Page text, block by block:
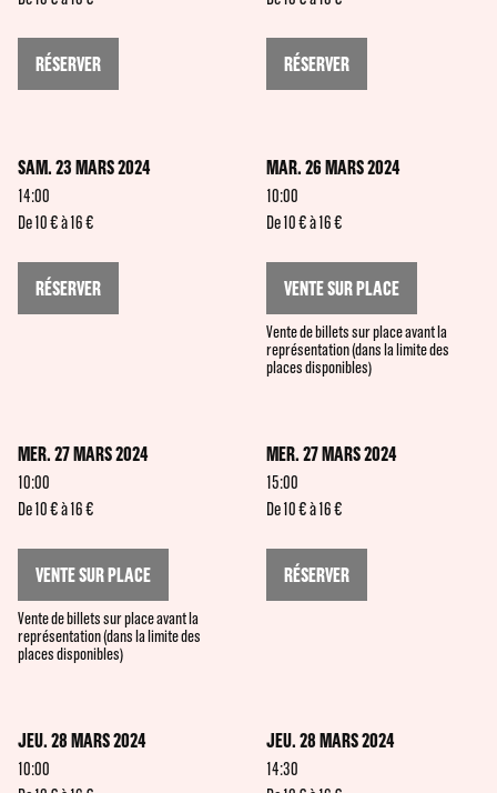
RÉSERVER RÉSERVER
SAM. 23 MARS 2024
14:00
De 10 € à 16 €
RÉSERVER
MAR. 26 MARS 2024
10:00
De 10 € à 16 €
VENTE SUR PLACE
Vente de billets sur place avant la
représentation (dans la limite des
places disponibles)
MER. 27 MARS 2024
10:00
De 10 € à 16 €
VENTE SUR PLACE
Vente de billets sur place avant la
représentation (dans la limite des
places disponibles)
MER. 27 MARS 2024
15:00
De 10 € à 16 €
RÉSERVER
JEU. 28 MARS 2024
10:00
JEU. 28 MARS 2024
14:30